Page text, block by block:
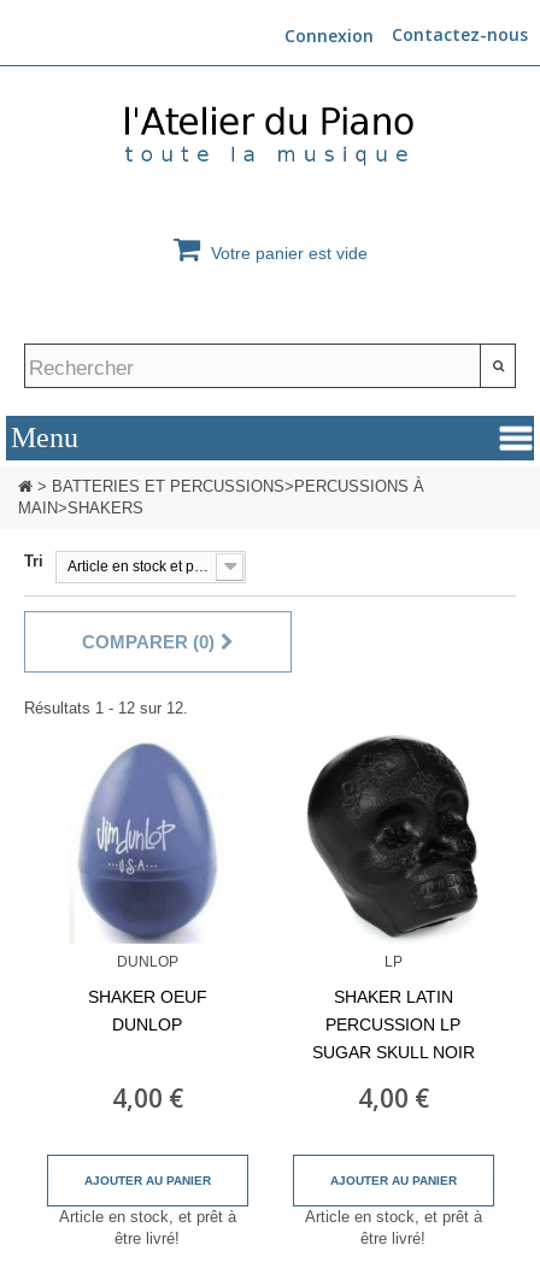
Contactez-nous
Connexion
Votre panier est vide
> BATTERIES ET PERCUSSIONS> PERCUSSIONS À
MAIN>SHAKERS
Tri
COMPARER (0)
Résultats 1 - 12 sur 12.
DUNLOP
SHAKER OEUF
DUNLOP
4,00 €
AJOUTER AU PANIER
Article en stock, et prêt à
être livré!
LP
SHAKER LATIN
PERCUSSION LP
SUGAR SKULL NOIR
4,00 €
AJOUTER AU PANIER
Article en stock, et prêt à
être livré!